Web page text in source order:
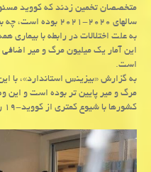
سالهای ۲۰۲۰-۲۰۲۱
به علت اختلالات در رابطه با بیماری
این آمار یک میلیون مرگ و میر
است.
به گزارش «بیزینس استاندارد»، با
مرگ و میر پایین تر بوده است و این
کشورها با شیوع کمتری از کووید-۱۹ روبرو شدند.